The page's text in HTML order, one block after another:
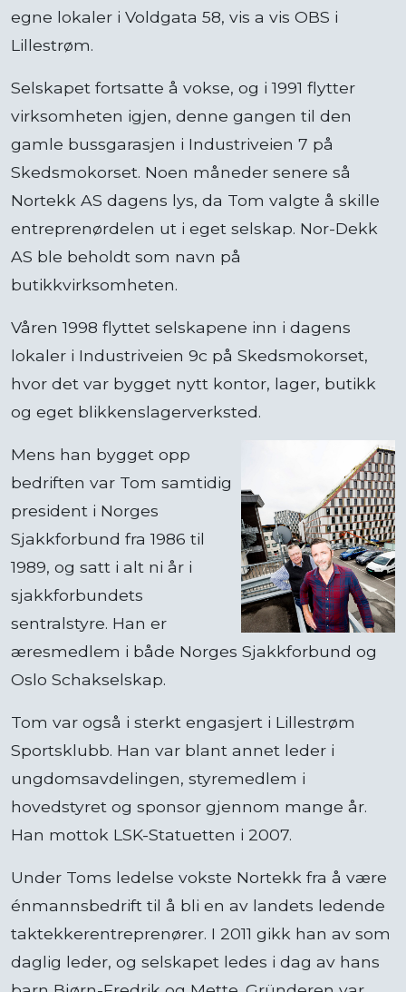
egne lokaler i Voldgata 58, vis a vis OBS i
Lillestrøm.
Selskapet fortsatte å vokse, og i 1991 flytter
virksomheten igjen, denne gangen til den
gamle bussgarasjen i Industriveien 7 på
Skedsmokorset. Noen måneder senere så
Nortekk AS dagens lys, da Tom valgte å skille
entreprenørdelen ut i eget selskap. Nor-Dekk
AS ble beholdt som navn på
butikkvirksomheten.
Våren 1998 flyttet selskapene inn i dagens
lokaler i Industriveien 9c på Skedsmokorset,
hvor det var bygget nytt kontor, lager, butikk
og eget blikkenslagerverksted.
Mens han bygget opp
bedriften var Tom samtidig
president i Norges
Sjakkforbund fra 1986 til
1989, og satt i alt ni år i
sjakkforbundets
sentralstyre. Han er
æresmedlem i både Norges Sjakkforbund og
Oslo Schakselskap.
Tom var også i sterkt engasjert i Lillestrøm
Sportsklubb. Han var blant annet leder i
ungdomsavdelingen, styremedlem i
hovedstyret og sponsor gjennom mange år.
Han mottok LSK-Statuetten i 2007.
Under Toms ledelse vokste Nortekk fra å være
énmannsbedrift til å bli en av landets ledende
taktekkerentreprenører. I 2011 gikk han av som
daglig leder, og selskapet ledes i dag av hans